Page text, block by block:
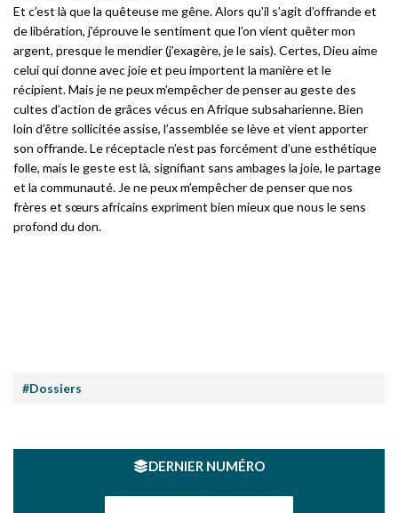
Et c’est là que la quêteuse me gêne. Alors qu’il s’agit d’offrande et
de libération, j’éprouve le sentiment que l’on vient quêter mon
argent, presque le mendier (j’exagère, je le sais). Certes, Dieu aime
celui qui donne avec joie et peu importent la manière et le
récipient. Mais je ne peux m’empêcher de penser au geste des
cultes d’action de grâces vécus en Afrique subsaharienne. Bien
loin d’être sollicitée assise, l’assemblée se lève et vient apporter
son offrande. Le réceptacle n’est pas forcément d’une esthétique
folle, mais le geste est là, signifiant sans ambages la joie, le partage
et la communauté. Je ne peux m’empêcher de penser que nos
frères et sœurs africains expriment bien mieux que nous le sens
profond du don.
#Dossiers
DERNIER NUMÉRO